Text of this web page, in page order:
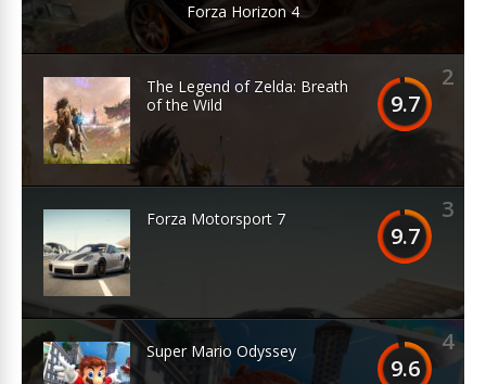
Forza Horizon 4
2
9.7
The Legend of Zelda: Breath
of the Wild
3
9.7
Forza Motorsport 7
4
9.6
Super Mario Odyssey